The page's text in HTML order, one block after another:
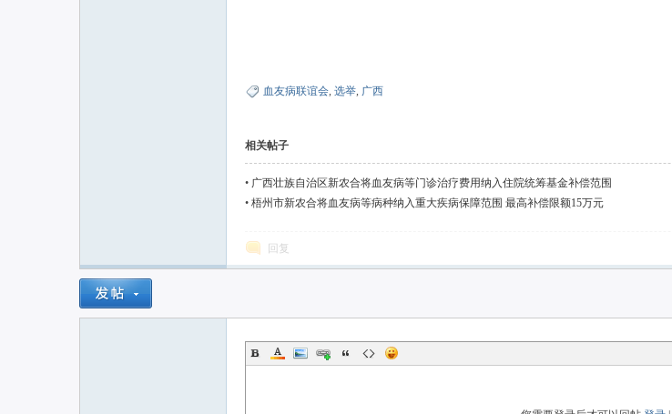
血友病联谊会, 选举, 广西
相关帖子
• 广西壮族自治区新农合将血友病等门诊治疗费用纳入住院统筹基金补偿范围
• 梧州市新农合将血友病等病种纳入重大疾病保障范围 最高补偿限额15万元
回复